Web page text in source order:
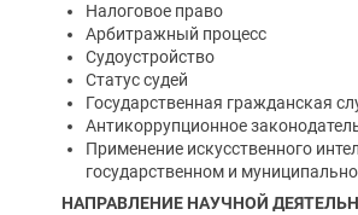
Налоговое право
Арбитражный процесс
Судоустройство
Статус судей
Государственная гражданская
Антикоррупционное
Применение искусственного
государственном и
НАПРАВЛЕНИЕ НАУЧНОЙ